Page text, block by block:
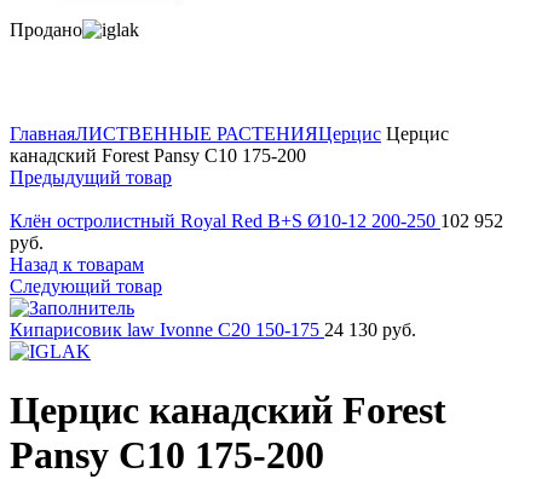
Продано
ГлавнаяЛИСТВЕННЫЕ РАСТЕНИЯЦерцис Церцис
канадский Forest Pansy C10 175-200
Предыдущий товар
Клён остролистный Royal Red B+S Ø10-12 200-250 102 952
руб.
Назад к товарам
Следующий товар
Кипарисовик law Ivonne C20 150-175 24 130 руб.
Церцис канадский Forest
Pansy C10 175-200